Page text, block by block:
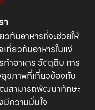
า
วกับอาหารที่จะช่วยให้
กี่ยวกับอาหารในแง่
ทำอาหาร วัตถุดิบ การ
สุขภาพที่เกี่ยวข้องกับ
ณสามารถพัฒนาทักษะ
มีความมั่นใจ